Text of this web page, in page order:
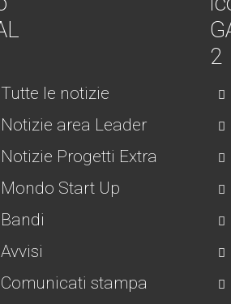
Tutte le notizie
Notizie area Leader
Notizie Progetti Extra
Mondo Start Up
Bandi
Avvisi
Comunicati stampa